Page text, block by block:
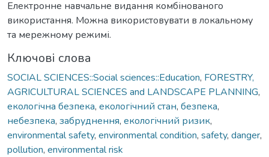
Електронне навчальне видання комбінованого
використання. Можна використовувати в локальному
та мережному режимі.
Ключові слова
SOCIAL SCIENCES::Social sciences::Education, FORESTRY,
AGRICULTURAL SCIENCES and LANDSCAPE PLANNING,
екологічна безпека, екологічний стан, безпека,
небезпека, забруднення, екологічний ризик,
environmental safety, environmental condition, safety, danger,
pollution, environmental risk